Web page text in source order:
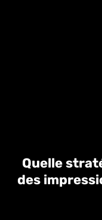
Quelle
des